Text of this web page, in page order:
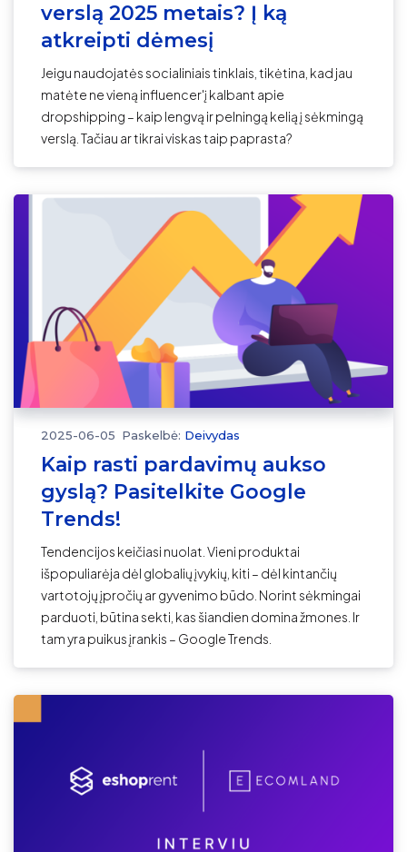
verslą 2025 metais? Į ką
atkreipti dėmesį
Jeigu naudojatės socialiniais tinklais, tikėtina, kad jau
matėte ne vieną influencer'į kalbant apie
dropshipping – kaip lengvą ir pelningą kelią į sėkmingą
verslą. Tačiau ar tikrai viskas taip paprasta?
2025-06-05 Paskelbė: Deivydas
Kaip rasti pardavimų aukso
gyslą? Pasitelkite Google
Trends!
Tendencijos keičiasi nuolat. Vieni produktai
išpopuliarėja dėl globalių įvykių, kiti – dėl kintančių
vartotojų įpročių ar gyvenimo būdo. Norint sėkmingai
parduoti, būtina sekti, kas šiandien domina žmones. Ir
tam yra puikus įrankis – Google Trends.